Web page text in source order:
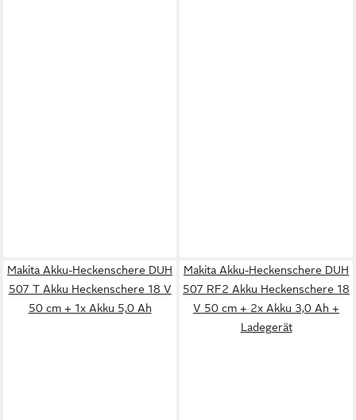
Makita Akku-Heckenschere DUH
507 T Akku Heckenschere 18 V
50 cm + 1x Akku 5,0 Ah
Makita Akku-Heckenschere DUH
507 RF2 Akku Heckenschere 18
V 50 cm + 2x Akku 3,0 Ah +
Ladegerät